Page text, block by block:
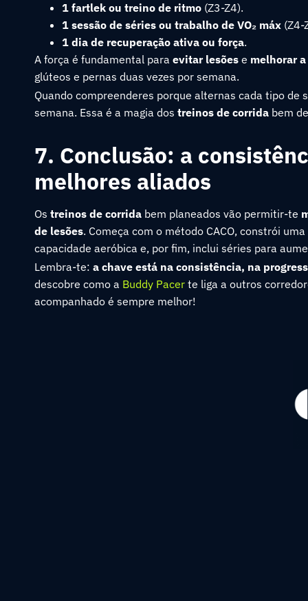
1 fartlek ou treino de ritmo (Z3-Z4).
1 sessão de séries ou trabalho de VO₂ máx (Z4-
1 dia de recuperação ativa ou força.
A força é fundamental para evitar lesões e melhorar
glúteos e pernas duas vezes por semana.
Quando compreenderes porque alternas cada tipo de
semana. Essa é a magia dos treinos de corrida bem
7. Conclusão: a
melhores aliados
Os treinos de corrida bem planeados vão permitir-te
de lesões. Começa com o método CACO, constrói
capacidade aeróbica e, por fim, inclui séries para
Lembra-te: a chave está na consistência, na
descobre como a Buddy Pacer te liga a outros
acompanhado é sempre melhor!